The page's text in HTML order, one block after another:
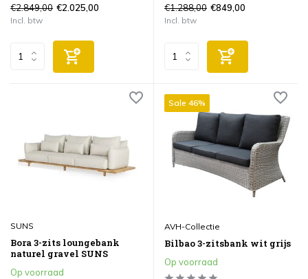
€2.849,00 €2.025,00
Incl. btw
€1.288,00 €849,00
Incl. btw
SUNS
Bora 3-zits loungebank
naturel gravel SUNS
Op voorraad
Sale 46%
AVH-Collectie
Bilbao 3-zitsbank wit grijs
Op voorraad